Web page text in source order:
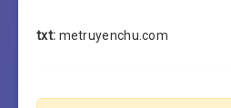
txt: metruyenchu.com